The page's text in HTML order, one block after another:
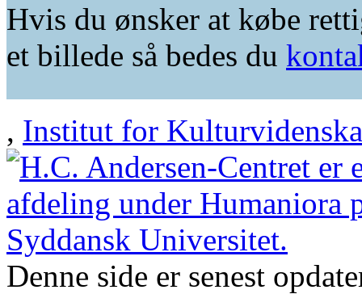
Hvis du ønsker at købe
et billede så bedes du
, Institut for
Denne side er senest